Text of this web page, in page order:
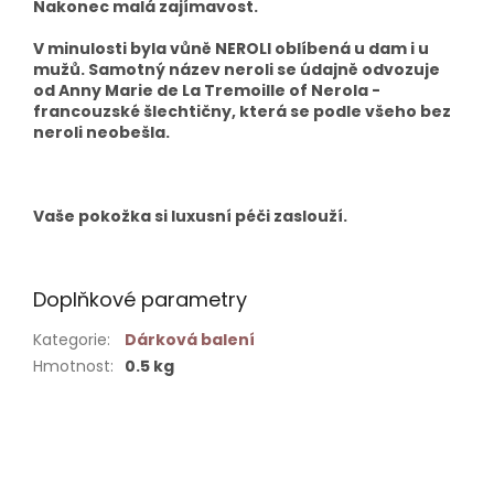
Nakonec malá zajímavost.
V minulosti byla vůně NEROLI oblíbená u dam i u
mužů. Samotný název neroli se údajně odvozuje
od Anny Marie de La Tremoille of Nerola -
francouzské šlechtičny, která se podle všeho bez
neroli neobešla.
Vaše pokožka si luxusní péči zaslouží.
Doplňkové parametry
Kategorie:
Dárková balení
Hmotnost: 0.5 kg